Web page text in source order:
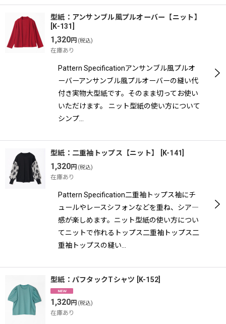
型紙：アンサンブル風プルオーバー【ニット】
K-131
1,320円 (税込)
在庫あり
Pattern Specificationアンサンブル風プルオ
ーバーアンサンブル風プルオーバーの縫い代
付き実物大型紙です。そのまま切ってお使い
いただけます。 ニット型紙の使い方について
シンプ…
型紙：二重袖トップス【ニット】 K-141
1,320円 (税込)
在庫あり
Pattern Specification二重袖トップス袖にチ
ュールやレースシフォンなどを重ね、シア―
感が楽しめます。ニット型紙の使い方につい
てニットで作れるトップス二重袖トップス二
重袖トップスの縫い…
型紙：パフタックTシャツ K-152
1,320円 (税込)
在庫あり